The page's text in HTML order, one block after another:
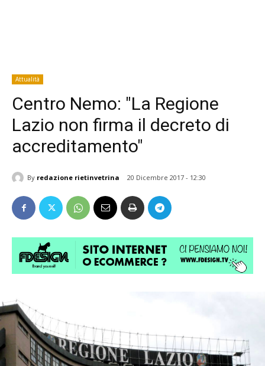
Attualità
Centro Nemo: "La Regione
Lazio non firma il decreto di
accreditamento"
By redazione rietinvetrina 20 Dicembre 2017 - 12:30